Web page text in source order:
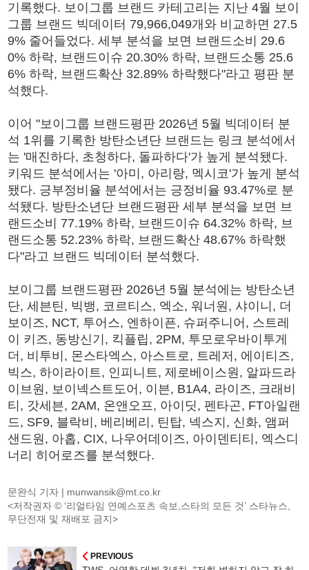
기록했다. 보이그룹 브랜드 카테고리는 지난 4월 보이
그룹 브랜드 빅데이터 79,966,049개와 비교하면 27.5
9% 줄어들었다. 세부 분석을 보면 브랜드소비 29.6
0% 하락, 브랜드이슈 20.30% 하락, 브랜드소통 25.6
6% 하락, 브랜드확산 32.89% 하락했다"라고 평판 분
석했다.
이어 "보이그룹 브랜드평판 2026년 5월 빅데이터 분
석 1위를 기록한 방탄소년단 브랜드는 링크 분석에서
는 '매진하다, 초청하다, 돌파하다'가 높게 분석됐다.
키워드 분석에서는 '아미, 아리랑, 멕시코'가 높게 분석
됐다. 긍부정비율 분석에서는 긍정비율 93.47%로 분
석됐다. 방탄소년단 브랜드평판 세부 분석을 보면 브
랜드소비 77.19% 하락, 브랜드이슈 64.32% 하락, 브
랜드소통 52.23% 하락, 브랜드확산 48.67% 하락했
다"라고 브랜드 빅데이터 분석했다.
보이그룹 브랜드평판 2026년 5월 분석에는 방탄소년
단, 세븐틴, 빅뱅, 코르티스, 엑소, 워너원, 샤이니, 더
보이즈, NCT, 투어스, 엔하이픈, 슈퍼주니어, 스트레
이 키즈, 동방신기, 킥플립, 2PM, 투모로우바이투게
더, 비투비, 몬스타엑스, 아스트로, 트레저, 에이티즈,
빅스, 하이라이트, 인피니트, 제로베이스원, 알파드라
이브원, 보이넥스트도어, 이븐, B1A4, 라이즈, 크래비
티, 갓세븐, 2AM, 온앤오프, 아이딧, 펜타곤, FT아일랜
드, SF9, 블락비, 베리베리, 틴탑, 넥스지, 신화, 앰퍼
샌드원, 아홉, CIX, 나우어데이즈, 아이덴티티, 엑스디
너리 히어로즈를 분석했다.
문완식 기자 | munwansik@mt.co.kr
<저작권자 © ‘리얼타임 연예스포츠 속보,스타의 모든 것’ 스타뉴스,
무단전재 및 재배포 금지>
PREVIOUS